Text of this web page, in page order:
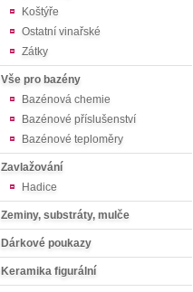
Koštýře
Ostatní vinařské
Zátky
Vše pro bazény
Bazénová chemie
Bazénové příslušenství
Bazénové teploměry
Zavlažování
Hadice
Zeminy, substráty, mulče
Dárkové poukazy
Keramika figurální